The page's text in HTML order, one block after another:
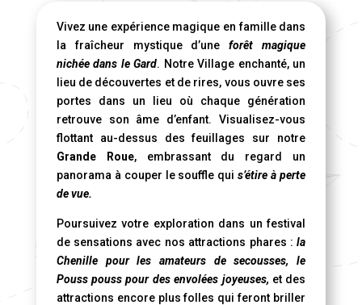
Vivez une expérience magique en famille dans
la fraîcheur mystique d’uneforêt magique
nichée dans le Gard. Notre Village enchanté, un
lieu de découvertes et de rires, vous ouvre ses
portes dans un lieu où chaque génération
retrouve son âme d’enfant. Visualisez-vous
flottant au-dessus des feuillages sur notre
Grande Roue, embrassant du regard un
panorama à couper le souffle quis’étire à perte
de vue.
Poursuivez votre exploration dans un festival
de sensations avec nos attractions phares :la
Chenille pour les amateurs de secousses, le
Pouss pouss pour des envolées joyeuses, et des
attractions encore plus folles qui feront briller